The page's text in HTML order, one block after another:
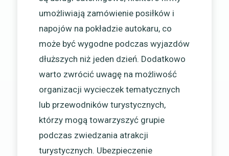
umożliwiają zamówienie posiłków i
napojów na pokładzie autokaru, co
może być wygodne podczas wyjazdów
dłuższych niż jeden dzień. Dodatkowo
warto zwrócić uwagę na możliwość
organizacji wycieczek tematycznych
lub przewodników turystycznych,
którzy mogą towarzyszyć grupie
podczas zwiedzania atrakcji
turystycznych. Ubezpieczenie